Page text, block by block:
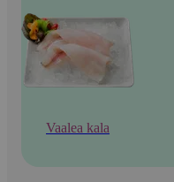
Vaalea kala